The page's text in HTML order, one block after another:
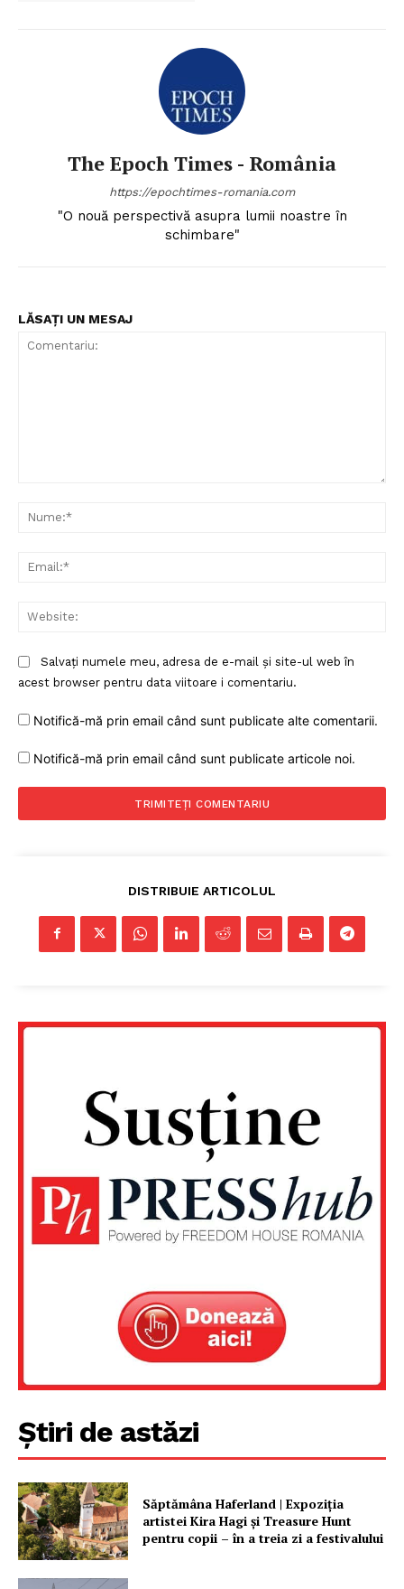
Un proiect
PRESShub
Proiecte editoriale
Rețea
Contact
The Epoch Times - România
https://epochtimes-romania.com
"O nouă perspectivă asupra lumii noastre în
schimbare"
LĂSAȚI UN MESAJ
Salvați numele meu, adresa de e-mail și site-ul web în
acest browser pentru data viitoare i comentariu.
Notifică-mă prin email când sunt publicate alte comentarii.
Notifică-mă prin email când sunt publicate articole noi.
DISTRIBUIE ARTICOLUL
Știri de astăzi
Săptămâna Haferland | Expoziţia
artistei Kira Hagi şi Treasure Hunt
pentru copii – în a treia zi a festivalului